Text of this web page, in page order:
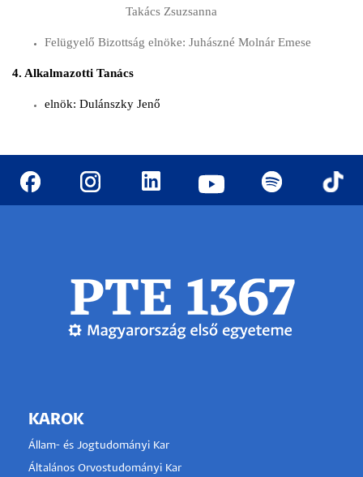
Takács Zsuzsanna
Felügyelő Bizottság elnöke: Juhászné Molnár Emese
4. Alkalmazotti Tanács
elnök: Dulánszky Jenő
KAROK
Állam- és Jogtudományi Kar
Általános Orvostudományi Kar